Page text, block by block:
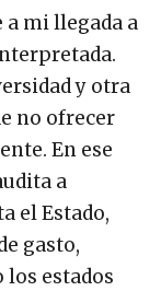
a mi llegada a
y otra
no ofrecer
En ese
a
el Estado,
gasto,
los estados